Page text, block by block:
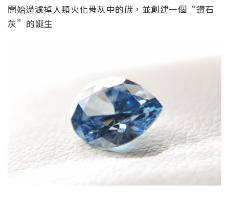
開始過濾掉人類火化骨灰中的碳，並創建一個“鑽石
灰”的誕生